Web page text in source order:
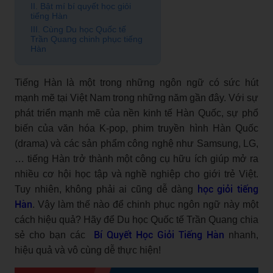
II. Bật mí bí quyết học giỏi
tiếng Hàn
III. Cùng Du học Quốc tế
Trần Quang chinh phục tiếng
Hàn
Tiếng Hàn là một trong những ngôn ngữ có sức hút
mạnh mẽ tại Việt Nam trong những năm gần đây. Với sự
phát triển mạnh mẽ của nền kinh tế Hàn Quốc, sự phổ
biến của văn hóa K-pop, phim truyền hình Hàn Quốc
(drama) và các sản phẩm công nghệ như Samsung, LG,
… tiếng Hàn trở thành một công cụ hữu ích giúp mở ra
nhiều cơ hội học tập và nghề nghiệp cho giới trẻ Việt.
Tuy nhiên, không phải ai cũng dễ dàng
học giỏi tiếng
Hàn. Vậy làm thế nào để chinh phục ngôn ngữ này một
cách hiệu quả? Hãy để Du học Quốc tế Trần Quang chia
sẻ cho bạn các Bí Quyết Học Giỏi Tiếng Hàn nhanh,
hiệu quả và vô cùng dễ thực hiện!